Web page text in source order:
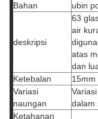
Bahan
ubin
deskripsi
63
air
atas
dan
Ketebalan
15mm
Variasi
naungan
dalam
Ketahanan